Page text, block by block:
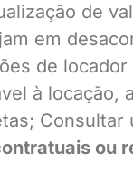
de
em
de
à locação,
Consultar
ou